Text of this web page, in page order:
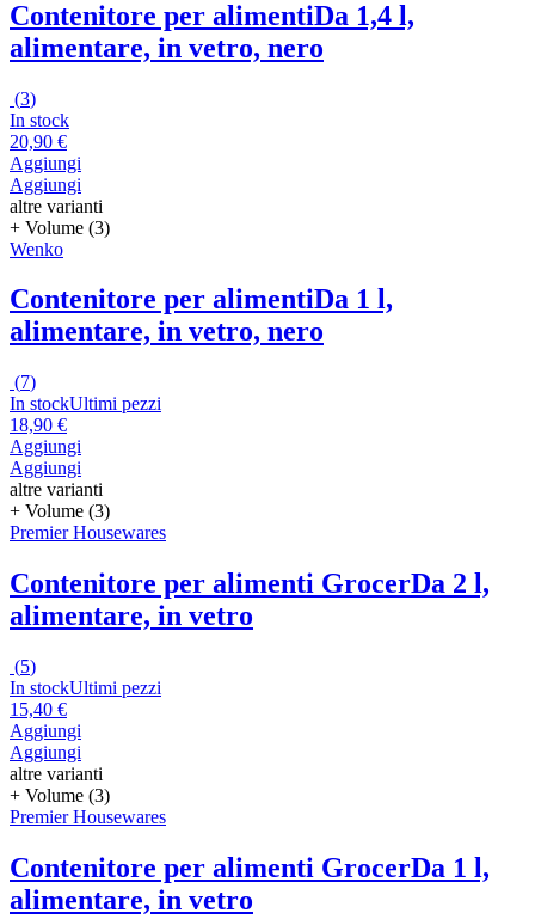
Contenitore per alimentiDa 1,4 l,
alimentare, in vetro, nero
(3)
In stock
20,90 €
Aggiungi
Aggiungi
altre varianti
+ Volume (3)
Wenko
Contenitore per alimentiDa 1 l,
alimentare, in vetro, nero
(7)
In stockUltimi pezzi
18,90 €
Aggiungi
Aggiungi
altre varianti
+ Volume (3)
Premier Housewares
Contenitore per alimenti GrocerDa 2 l,
alimentare, in vetro
(5)
In stockUltimi pezzi
15,40 €
Aggiungi
Aggiungi
altre varianti
+ Volume (3)
Premier Housewares
Contenitore per alimenti GrocerDa 1 l,
alimentare, in vetro